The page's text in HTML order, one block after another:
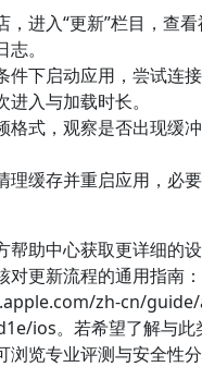
，进入“更新”栏目，查
。
件下启动应用，尝试连
进入与加载时长。
格式，观察是否出现缓
理缓存并重启应用，必
帮助中心获取更详细的
对更新流程的通用指南：
zh-cn/
ios。若希望了解与此
浏览专业评测与安全性